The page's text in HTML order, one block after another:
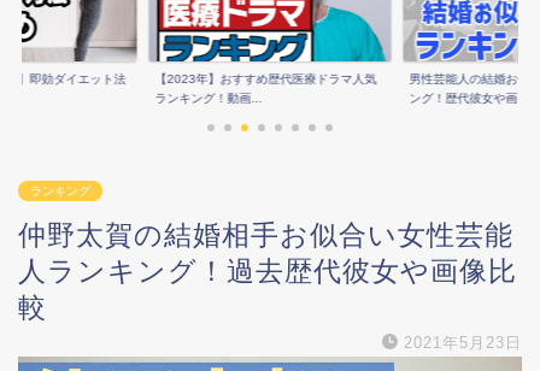
せ】即効ダイエット法
【2023年】おすすめ歴代医療ドラマ人気
ランキング！動画...
男性芸能人の結婚お似
ング！歴代彼女や画...
ランキング
仲野太賀の結婚相手お似合い女性芸能
人ランキング！過去歴代彼女や画像比
較
2021年5月23日